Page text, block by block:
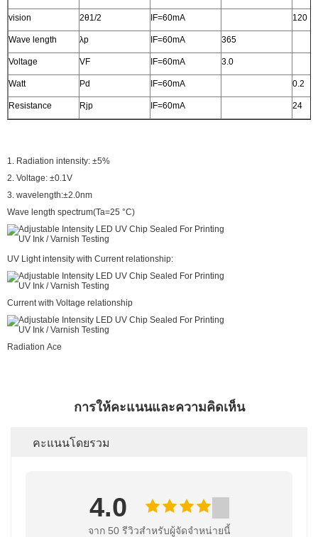
vision 2θ1/2 IF=60mA 120
Wave length λp IF=60mA 365
Voltage VF IF=60mA 3.0
Watt Pd IF=60mA 0.2
Resistance Rjp IF=60mA 24
1. Radiation intensity: ±5%
2. Voltage: ±0.1V
3. wavelength:±2.0nm
Wave length spectrum(Ta=25 °C)
UV Light intensity with Current relationship:
Current with Voltage relationship
Radiation Ace
การให้คะแนนและความคิดเห็น
คะแนนโดยรวม
4.0
จาก 50 รีวิวสําหรับผู้จัดจําหน่ายนี้